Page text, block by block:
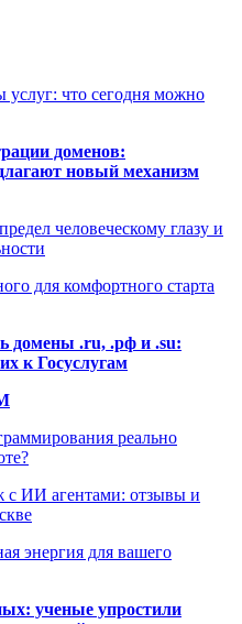
что сегодня можно
доменов:
новый механизм
человеческому глазу и
для комфортного старта
домены .ru, .рф и .su:
к Госуслугам
реально
с ИИ агентами: отзывы и
энергия для вашего
ученые упростили